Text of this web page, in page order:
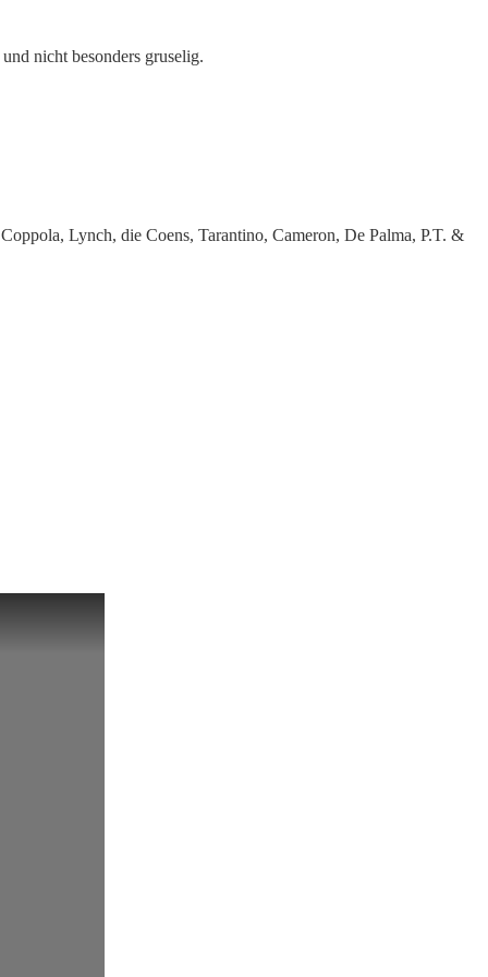
nicht besonders gruselig.
Lynch, die Coens, Tarantino, Cameron, De Palma, P.T. &